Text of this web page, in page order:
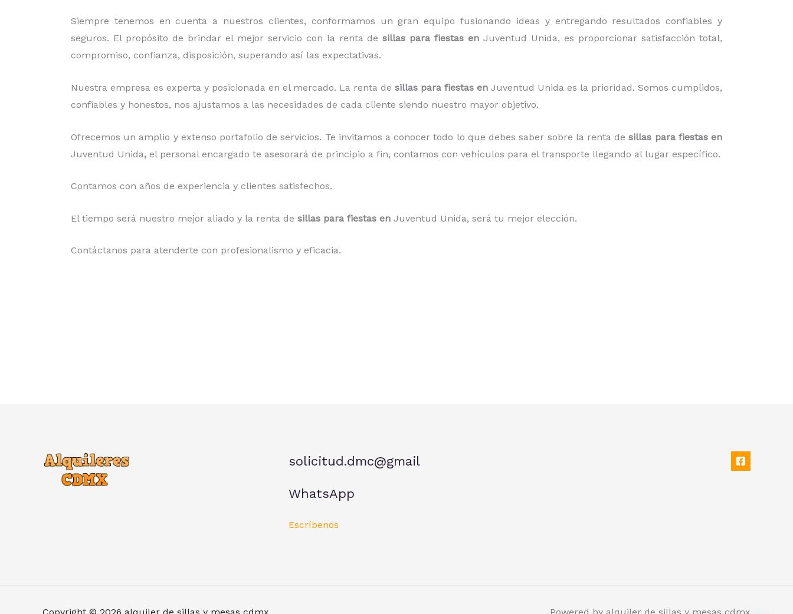
Siempre tenemos en cuenta a nuestros clientes, conformamos un gran equipo fusionando ideas y entregando resultados confiables y
seguros. El propósito de brindar el mejor servicio con la renta desillas para fiestas enJuventud Unida, es proporcionar satisfacción total,
compromiso, confianza, disposición, superando así las expectativas.
Nuestra empresa es experta y posicionada en el mercado. La renta de sillas para fiestas en Juventud Unida es la prioridad. Somos cumplidos,
confiables y honestos, nos ajustamos a las necesidades de cada cliente siendo nuestro mayor objetivo.
Ofrecemos un amplio y extenso portafolio de servicios. Te invitamos a conocer todo lo que debes saber sobre la renta desillas para fiestas en
Juventud Unida, el personal encargado te asesorará de principio a fin, contamos con vehículos para el transporte llegando al lugar específico.
Contamos con años de experiencia y clientes satisfechos.
El tiempo será nuestro mejor aliado y la renta de sillas para fiestas en Juventud Unida, será tu mejor elección.
Contáctanos para atenderte con profesionalismo y eficacia.
solicitud.dmc@gmail
WhatsApp
Escríbenos